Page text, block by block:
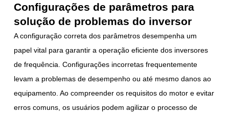
Configurações de parâmetros para
solução de problemas do inversor
A configuração correta dos parâmetros desempenha um
papel vital para garantir a operação eficiente dos inversores
de frequência. Configurações incorretas frequentemente
levam a problemas de desempenho ou até mesmo danos ao
equipamento. Ao compreender os requisitos do motor e evitar
erros comuns, os usuários podem agilizar o processo de